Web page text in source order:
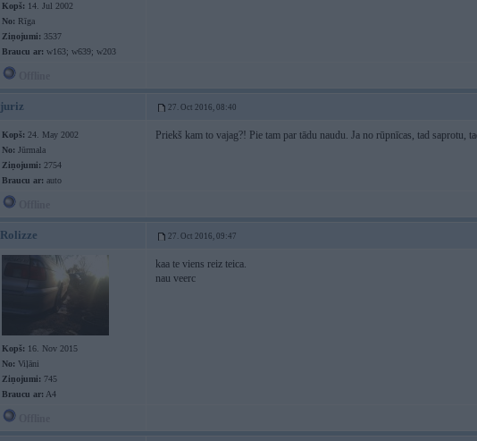
Kopš: 14. Jul 2002
No: Rīga
Ziņojumi: 3537
Braucu ar: w163; w639; w203
juriz 27. Oct 2016, 08:40
Kopš: 24. May 2002
No: Jūrmala
Ziņojumi: 2754
Braucu ar: auto
Priekš kam to vajag?! Pie tam par tādu naudu. Ja no rūpnīcas, tad saprotu,
Rolizze 27. Oct 2016, 09:47
Kopš: 16. Nov 2015
No: Viļāni
Ziņojumi: 745
Braucu ar: A4
kaa te viens reiz teica.
nau veerc